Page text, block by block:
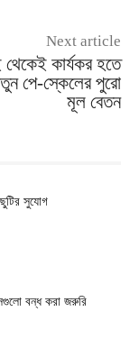
Next article
কার্যকর হতে
পে-স্কেলের পুরো
মূল বেতন
ছুটির সুযোগ
বন্ধ করা জরুরি